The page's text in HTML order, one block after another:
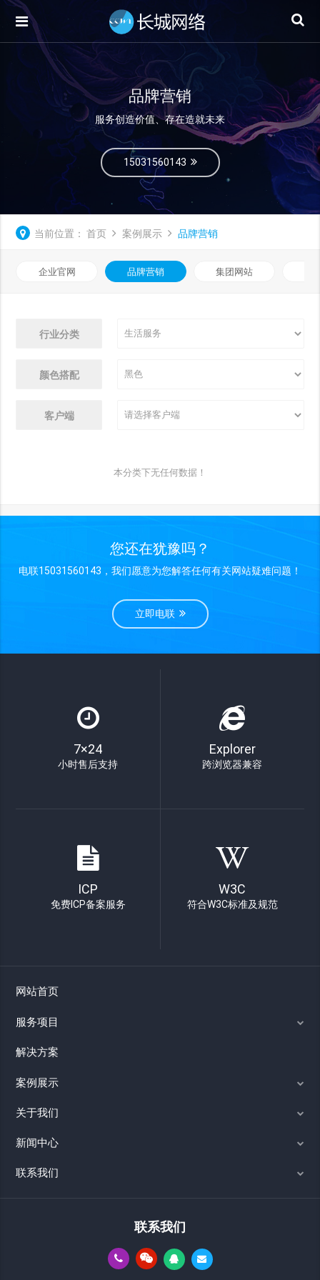
品牌营销
服务创造价值、存在造就未来
15031560143
当前位置： 首页 案例展示 品牌营销
企业官网 品牌营销 集团网站
行业分类
颜色搭配
客户端
本分类下无任何数据！
您还在犹豫吗？
电联15031560143，我们愿意为您解答任何有关网站疑难问题！
立即电联
7×24
小时售后支持
Explorer
跨浏览器兼容
ICP
免费ICP备案服务
W3C
符合W3C标准及规范
网站首页
服务项目
解决方案
案例展示
关于我们
新闻中心
联系我们
联系我们